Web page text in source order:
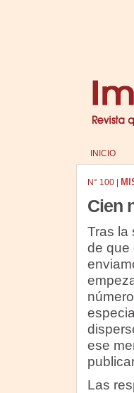
INICIO
N° 100|
Cien
Tras la
de que
ese
Las